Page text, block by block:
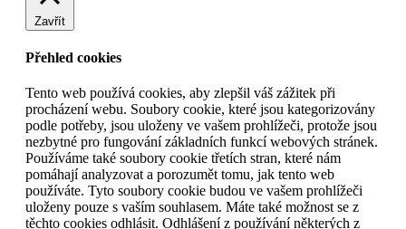
Zavřít
Přehled cookies
Tento web používá cookies, aby zlepšil váš zážitek při
procházení webu. Soubory cookie, které jsou kategorizovány
podle potřeby, jsou uloženy ve vašem prohlížeči, protože jsou
nezbytné pro fungování základních funkcí webových stránek.
Používáme také soubory cookie třetích stran, které nám
pomáhají analyzovat a porozumět tomu, jak tento web
používáte. Tyto soubory cookie budou ve vašem prohlížeči
uloženy pouze s vaším souhlasem. Máte také možnost se z
těchto cookies odhlásit. Odhlášení z používání některých z